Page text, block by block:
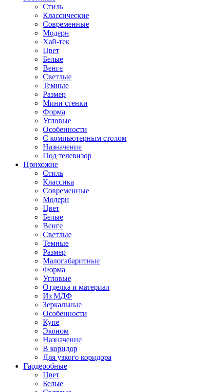
Стиль
Классические
Современные
Модерн
Хай-тек
Цвет
Белые
Венге
Светлые
Темные
Размер
Мини стенки
Форма
Угловые
Особенности
С компьютерным столом
Назначение
Под телевизор
Прихожие
Стиль
Классика
Современные
Модерн
Цвет
Белые
Венге
Светлые
Темные
Размер
Малогабаритные
Форма
Угловые
Отделка и материал
Из МДФ
Зеркальные
Особенности
Купе
Эконом
Назначение
В коридор
Для узкого коридора
Гардеробные
Цвет
Белые